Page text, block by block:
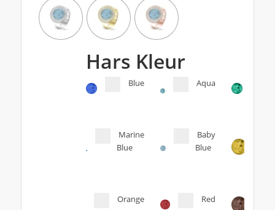
Hars Kleur
Blue Aqua
Marine
Blue
Baby
Blue
Orange Red